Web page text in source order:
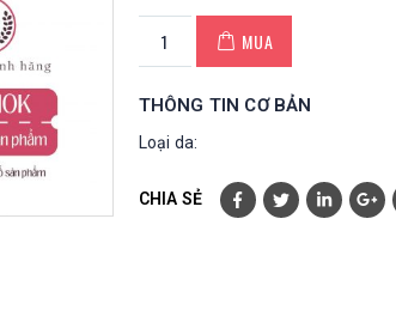
MUA
THÔNG TIN CƠ BẢN
Loại da:
CHIA SẺ